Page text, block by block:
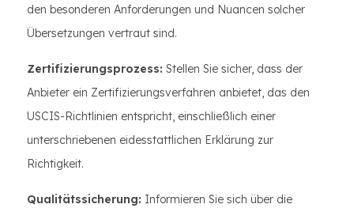
den besonderen Anforderungen und Nuancen solcher
Übersetzungen vertraut sind.
Zertifizierungsprozess: Stellen Sie sicher, dass der
Anbieter ein Zertifizierungsverfahren anbietet, das den
USCIS-Richtlinien entspricht, einschließlich einer
unterschriebenen eidesstattlichen Erklärung zur
Richtigkeit.
Qualitätssicherung: Informieren Sie sich über die